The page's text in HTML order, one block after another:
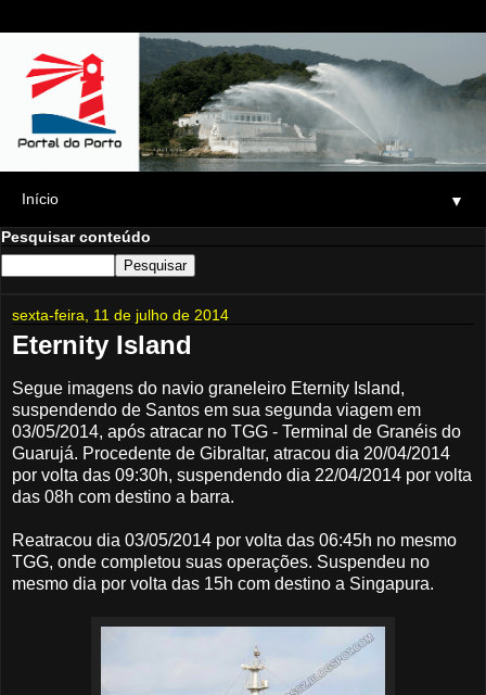
▼
Pesquisar conteúdo
sexta-feira, 11 de julho de 2014
Eternity Island
Segue imagens do navio graneleiro Eternity Island,
suspendendo de Santos em sua segunda viagem em
03/05/2014, após atracar no TGG - Terminal de Granéis do
Guarujá. Procedente de Gibraltar, atracou dia 20/04/2014
por volta das 09:30h, suspendendo dia 22/04/2014 por volta
das 08h com destino a barra.
Reatracou dia 03/05/2014 por volta das 06:45h no mesmo
TGG, onde completou suas operações. Suspendeu no
mesmo dia por volta das 15h com destino a Singapura.